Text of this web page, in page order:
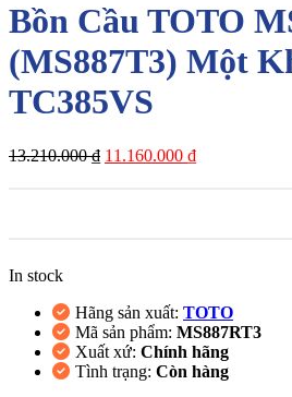
Bồn Cầu TOTO
(MS887T3) Một
TC385VS
13.210.000₫ Giá
11.160.000 ₫Giá
In stock
Hãng sản xuất: TOTO
Mã sản phẩm: MS887RT3
Xuất xứ: Chính hãng
Tình trạng: Còn hàng